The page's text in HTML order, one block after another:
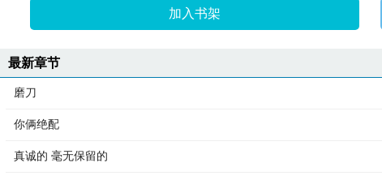
加入书架
最新章节
磨刀
你俩绝配
真诚的 毫无保留的